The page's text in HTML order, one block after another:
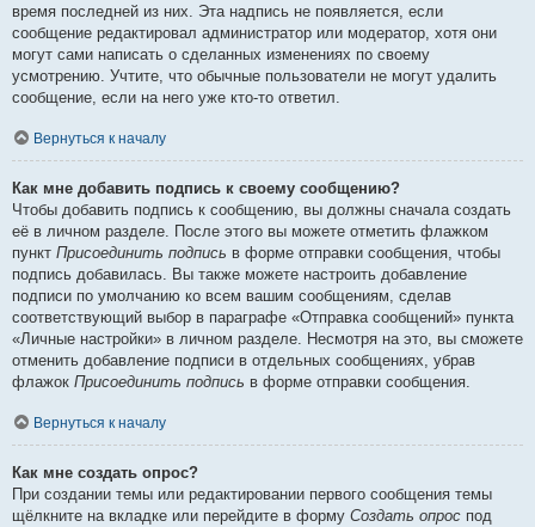
время последней из них. Эта надпись не появляется, если
сообщение редактировал администратор или модератор, хотя они
могут сами написать о сделанных изменениях по своему
усмотрению. Учтите, что обычные пользователи не могут удалить
сообщение, если на него уже кто-то ответил.
Вернуться к началу
Как мне добавить подпись к своему сообщению?
Чтобы добавить подпись к сообщению, вы должны сначала создать
её в личном разделе. После этого вы можете отметить флажком
пункт Присоединить подпись в форме отправки сообщения, чтобы
подпись добавилась. Вы также можете настроить добавление
подписи по умолчанию ко всем вашим сообщениям, сделав
соответствующий выбор в параграфе «Отправка сообщений» пункта
«Личные настройки» в личном разделе. Несмотря на это, вы сможете
отменить добавление подписи в отдельных сообщениях, убрав
флажок Присоединить подпись в форме отправки сообщения.
Вернуться к началу
Как мне создать опрос?
При создании темы или редактировании первого сообщения темы
щёлкните на вкладке или перейдите в форму Создать опрос под